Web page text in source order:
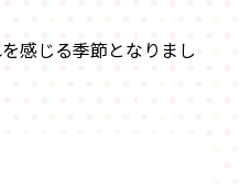
感じる季節となりまし